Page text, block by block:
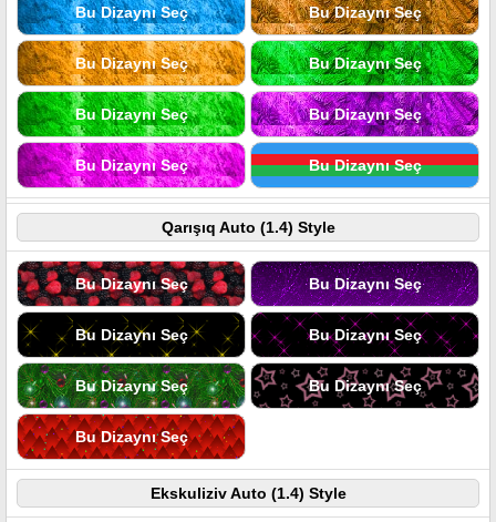
Bu Dizaynı Seç Bu Dizaynı Seç
Bu Dizaynı Seç Bu Dizaynı Seç
Bu Dizaynı Seç Bu Dizaynı Seç
Bu Dizaynı Seç Bu Dizaynı Seç
Qarışıq Auto (1.4) Style
Bu Dizaynı Seç Bu Dizaynı Seç
Bu Dizaynı Seç Bu Dizaynı Seç
Bu Dizaynı Seç Bu Dizaynı Seç
Bu Dizaynı Seç
Ekskuliziv Auto (1.4) Style